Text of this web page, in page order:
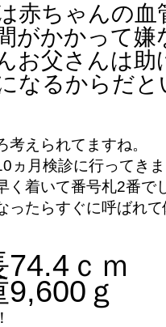
赤ちゃんの
がかかって
お父さんは助
なるからだと
考えられてますね。
ヵ月検診に行ってきま
く着いて番号札2番で
ったらすぐに呼ばれ
74.4ｃｍ
ｇ